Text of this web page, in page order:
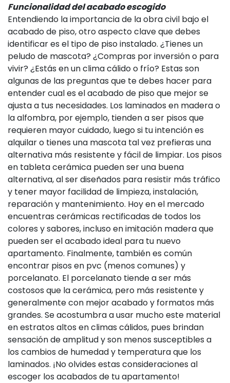
Funcionalidad del acabado escogido
Entendiendo la importancia de la obra civil bajo el
acabado de piso, otro aspecto clave que debes
identificar es el tipo de piso instalado. ¿Tienes un
peludo de mascota? ¿Compras por inversión o para
vivir? ¿Estás en un clima cálido o frío? Estas son
algunas de las preguntas que te debes hacer para
entender cual es el acabado de piso que mejor se
ajusta a tus necesidades. Los laminados en madera o
la alfombra, por ejemplo, tienden a ser pisos que
requieren mayor cuidado, luego si tu intención es
alquilar o tienes una mascota tal vez prefieras una
alternativa más resistente y fácil de limpiar. Los pisos
en tableta cerámica pueden ser una buena
alternativa, al ser diseñados para resistir más tráfico
y tener mayor facilidad de limpieza, instalación,
reparación y mantenimiento. Hoy en el mercado
encuentras cerámicas rectificadas de todos los
colores y sabores, incluso en imitación madera que
pueden ser el acabado ideal para tu nuevo
apartamento. Finalmente, también es común
encontrar pisos en pvc (menos comunes) y
porcelanato. El porcelanato tiende a ser más
costosos que la cerámica, pero más resistente y
generalmente con mejor acabado y formatos más
grandes. Se acostumbra a usar mucho este material
en estratos altos en climas cálidos, pues brindan
sensación de amplitud y son menos susceptibles a
los cambios de humedad y temperatura que los
laminados. ¡No olvides estas consideraciones al
escoger los acabados de tu apartamento!